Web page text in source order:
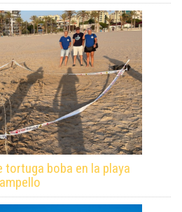
tortuga boba en la playa